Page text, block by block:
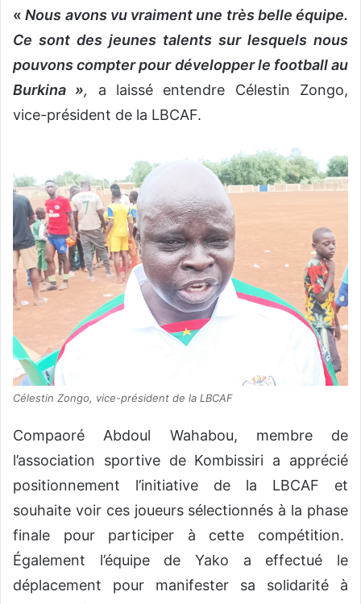
«Nous avons vu vraiment une très belle équipe.
Ce sont des jeunes talents sur lesquels nous
pouvons compter pour développer le football au
Burkina »,
a laissé entendre Célestin Zongo,
vice-président de la LBCAF.
Célestin Zongo, vice-président de la LBCAF
Compaoré Abdoul Wahabou, membre de
l’association sportive de Kombissiri a apprécié
positionnement l’initiative de la LBCAF et
souhaite voir ces joueurs sélectionnés à la phase
finale pour participer à cette compétition.
Également l’équipe de Yako a effectué le
déplacement pour manifester sa solidarité à